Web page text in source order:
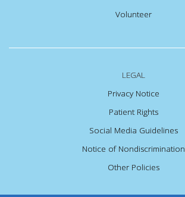
Volunteer
LEGAL
Privacy Notice
Patient Rights
Social Media Guidelines
Notice of Nondiscrimination
Other Policies